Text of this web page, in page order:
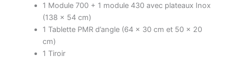
1 Module 700 + 1 module 430 avec plateaux Inox
(138 x 54 cm)
1 Tablette PMR d’angle (64 x 30 cm et 50 x 20
cm)
1 Tiroir